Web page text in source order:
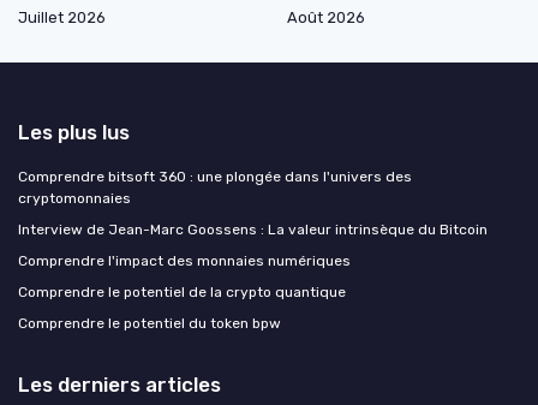
Juillet 2026
Août 2026
Les plus lus
Comprendre bitsoft 360 : une plongée dans l'univers des
cryptomonnaies
Interview de Jean-Marc Goossens : La valeur intrinsèque du Bitcoin
Comprendre l'impact des monnaies numériques
Comprendre le potentiel de la crypto quantique
Comprendre le potentiel du token bpw
Les derniers articles